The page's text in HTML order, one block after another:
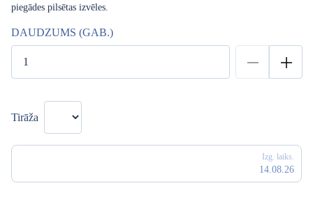
piegādes pilsētas izvēles.
DAUDZUMS (GAB.)
Tirāža
Izg. laiks.
14.08.26